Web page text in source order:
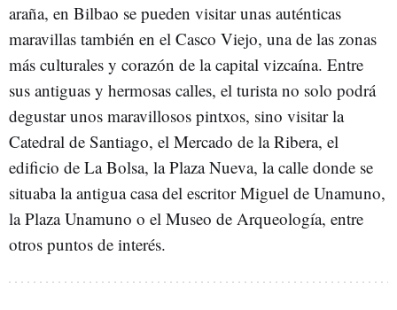
araña, en Bilbao se pueden visitar unas auténticas
maravillas también en el Casco Viejo, una de las zonas
más culturales y corazón de la capital vizcaína. Entre
sus antiguas y hermosas calles, el turista no solo podrá
degustar unos maravillosos pintxos, sino visitar la
Catedral de Santiago, el Mercado de la Ribera, el
edificio de La Bolsa, la Plaza Nueva, la calle donde se
situaba la antigua casa del escritor Miguel de Unamuno,
la Plaza Unamuno o el Museo de Arqueología, entre
otros puntos de interés.